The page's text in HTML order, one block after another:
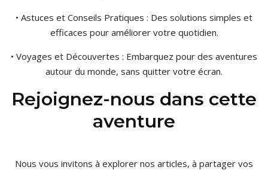
• Astuces et Conseils Pratiques : Des solutions simples et
efficaces pour améliorer votre quotidien.
• Voyages et Découvertes : Embarquez pour des aventures
autour du monde, sans quitter votre écran.
Rejoignez-nous dans cette
aventure
Nous vous invitons à explorer nos articles, à partager vos